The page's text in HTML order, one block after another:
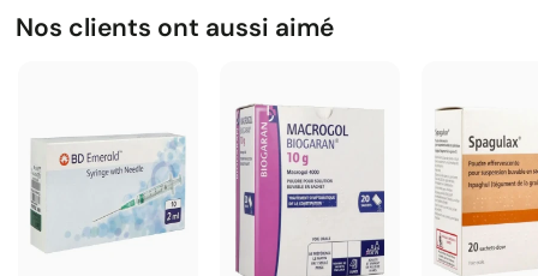
Nos clients ont aussi aimé